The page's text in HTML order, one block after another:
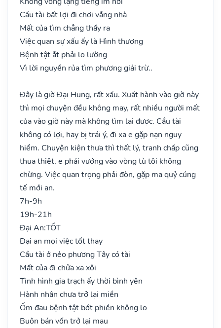
Cầu tài bất lợi đi chơi vắng nhà
Mất của tìm chẳng thấy ra
Việc quan sự xấu ấy là Hình thương
Bệnh tật ắt phải lo lường
Vì lời nguyền rủa tìm phương giải trừ..
Đây là giờ Đại Hung, rất xấu. Xuất hành vào giờ này
thì mọi chuyện đều không may, rất nhiều người mất
của vào giờ này mà không tìm lại được. Cầu tài
không có lợi, hay bị trái ý, đi xa e gặp nạn nguy
hiểm. Chuyện kiện thưa thì thất lý, tranh chấp cũng
thua thiệt, e phải vướng vào vòng tù tội không
chừng. Việc quan trọng phải đòn, gặp ma quỷ cúng
tế mới an.
7h-9h
19h-21h
Đại An:TỐT
Đại an mọi việc tốt thay
Cầu tài ở nẻo phương Tây có tài
Mất của đi chửa xa xôi
Tình hình gia trạch ấy thời bình yên
Hành nhân chưa trở lại miền
Ốm đau bệnh tật bớt phiền không lo
Buôn bán vốn trở lại mau